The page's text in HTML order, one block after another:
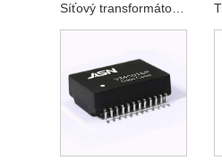
Síťový transformátor 2,5 GBase-T